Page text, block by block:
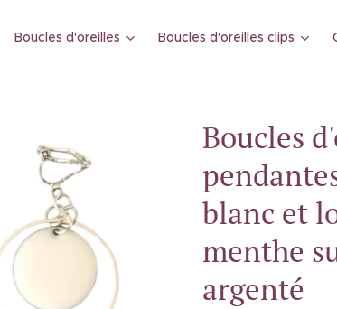
Boucles d'oreilles Boucles d'oreilles clips
Boucles
blanc et
menthe
argenté